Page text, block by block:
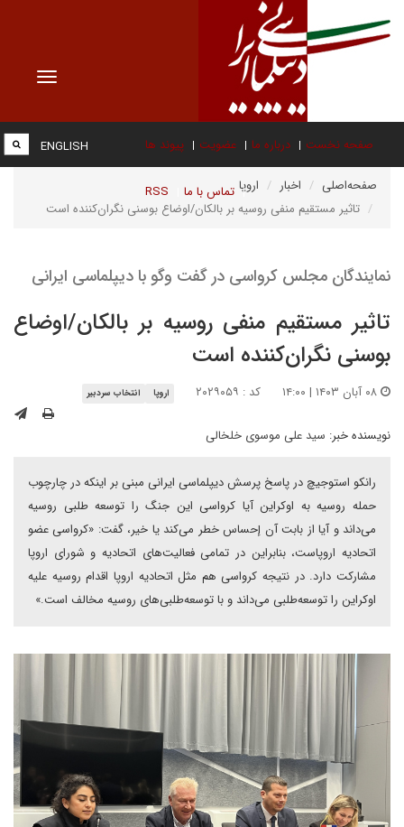
Toggle
صفحه نخست درباره ما عضویت پیوند ها
تماس با ما RSS
ENGLISH
صفحه‌اصلی اخبار
اروپا
تاثیر مستقیم منفی روسیه بر بالکان/اوضاع بوسنی نگران‌کننده است
نمایندگان مجلس کرواسی در گفت وگو با دیپلماسی ایرانی
تاثیر مستقیم منفی روسیه بر بالکان/اوضاع
بوسنی نگران‌کننده است
کد : ۲۰۲۹۰۵۹ اروپا انتخاب سردبیر
نویسنده خبر: سید علی موسوی خلخالی
رانکو استوجیچ در پاسخ پرسش دیپلماسی ایرانی مبنی بر اینکه در چارچوب
حمله روسیه به اوکراین آیا کرواسی این جنگ را توسعه طلبی روسیه
می‌داند و آیا از بابت آن إحساس خطر می‌کند یا خیر، گفت: «کرواسی عضو
اتحادیه اروپاست، بنابراین در تمامی فعالیت‌های اتحادیه و شورای اروپا
مشارکت دارد. در نتیجه کرواسی هم مثل اتحادیه اروپا اقدام روسیه علیه
اوکراین را توسعه‌طلبی می‌داند و با توسعه‌طلبی‌های روسیه مخالف است.»